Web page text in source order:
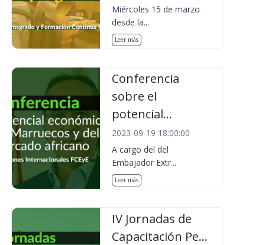
Miércoles 15 de marzo
desde la...
Leer más
Conferencia
sobre el
potencial...
2023-09-19 18:00:00
A cargo del del
Embajador Extr...
Leer más
IV Jornadas de
Capacitación Pe...